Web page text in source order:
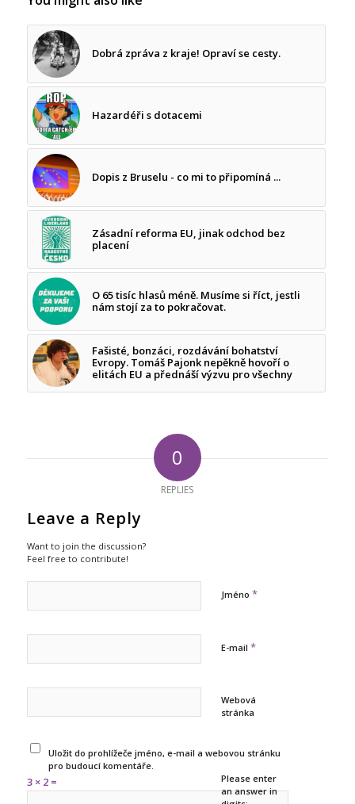
Dobrá zpráva z kraje! Opraví se cesty.
Hazardéři s dotacemi
Dopis z Bruselu - co mi to připomíná ...
Zásadní reforma EU, jinak odchod bez
placení
O 65 tisíc hlasů méně. Musíme si říct, jestli
nám stojí za to pokračovat.
Fašisté, bonzáci, rozdávání bohatství
Evropy. Tomáš Pajonk nepěkně hovoří o
elitách EU a přednáší výzvu pro všechny
0
REPLIES
Leave a Reply
Want to join the discussion?
Feel free to contribute!
Jméno *
E-mail *
Webová
stránka
Uložit do prohlížeče jméno, e-mail a webovou stránku
pro budoucí komentáře.
Please enter
an answer in
3 × 2 =